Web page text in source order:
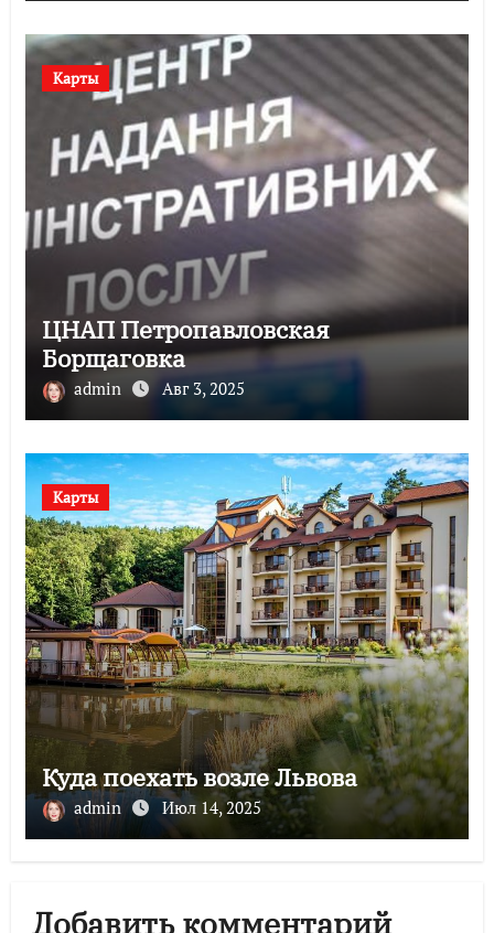
Карты
ЦНАП Петропавловская
Борщаговка
admin Авг 3, 2025
Карты
Куда поехать возле Львова
admin Июл 14, 2025
Добавить комментарий